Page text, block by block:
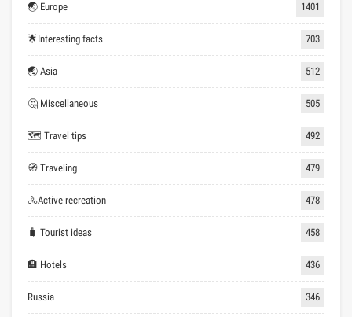
🌏 Europe 1401
🌟Interesting facts 703
🌏 Asia 512
🤔 Miscellaneous 505
🗺 Travel tips 492
🧭 Traveling 479
🚴Active recreation 478
🧳 Tourist ideas 458
🏨 Hotels 436
Russia 346